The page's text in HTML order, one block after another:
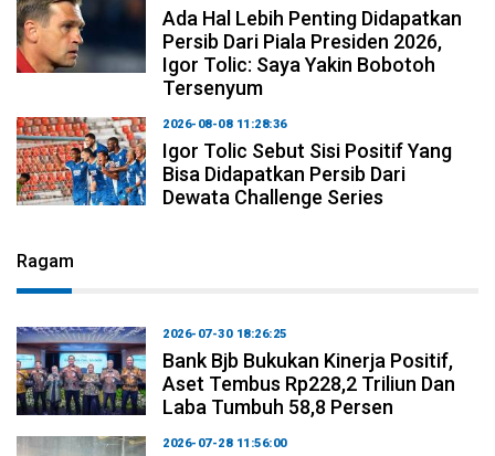
Ada Hal Lebih Penting Didapatkan
Persib Dari Piala Presiden 2026,
Igor Tolic: Saya Yakin Bobotoh
Tersenyum
2026-08-08 11:28:36
Igor Tolic Sebut Sisi Positif Yang
Bisa Didapatkan Persib Dari
Dewata Challenge Series
Ragam
2026-07-30 18:26:25
Bank Bjb Bukukan Kinerja Positif,
Aset Tembus Rp228,2 Triliun Dan
Laba Tumbuh 58,8 Persen
2026-07-28 11:56:00